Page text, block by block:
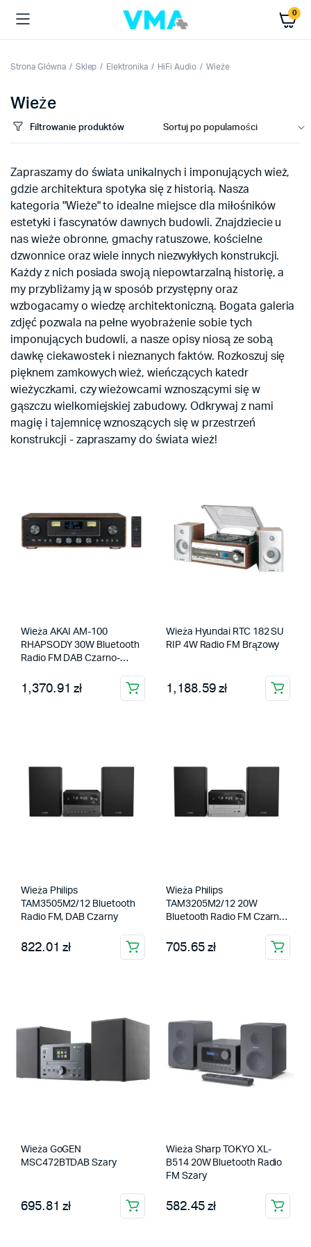
0
Strona Główna Sklep Elektronika HiFi Audio Wieże
Wieże
Filtrowanie produktów
Zapraszamy do świata unikalnych i imponujących wież,
gdzie architektura spotyka się z historią. Nasza
kategoria "Wieże" to idealne miejsce dla miłośników
estetyki i fascynatów dawnych budowli. Znajdziecie u
nas wieże obronne, gmachy ratuszowe, kościelne
dzwonnice oraz wiele innych niezwykłych konstrukcji.
Każdy z nich posiada swoją niepowtarzalną historię, a
my przybliżamy ją w sposób przystępny oraz
wzbogacamy o wiedzę architektoniczną. Bogata galeria
zdjęć pozwala na pełne wyobrażenie sobie tych
imponujących budowli, a nasze opisy niosą ze sobą
dawkę ciekawostek i nieznanych faktów. Rozkoszuj się
pięknem zamkowych wież, wieńczących katedr
wieżyczkami, czy wieżowcami wznoszącymi się w
gąszczu wielkomiejskiej zabudowy. Odkrywaj z nami
magię i tajemnicę wznoszących się w przestrzeń
konstrukcji - zapraszamy do świata wież!
Wieża AKAI AM-100
RHAPSODY 30W Bluetooth
Radio FM DAB Czarno-
1,370.91 zł
Wieża Hyundai RTC 182 SU
RIP 4W Radio FM Brązowy
1,188.59 zł
Wieża Philips
TAM3505M2/12 Bluetooth
Radio FM, DAB Czarny
822.01 zł
Wieża Philips
TAM3205M2/12 20W
Bluetooth Radio FM Czarno-
705.65 zł
Wieża GoGEN
MSC472BTDAB Szary
695.81 zł
Wieża Sharp TOKYO XL-
B514 20W Bluetooth Radio
FM Szary
582.45 zł